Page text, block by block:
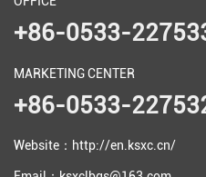
+86-0533-
MARKETING CENTER
+86-0533-
Website：http://en.ksxc.cn/